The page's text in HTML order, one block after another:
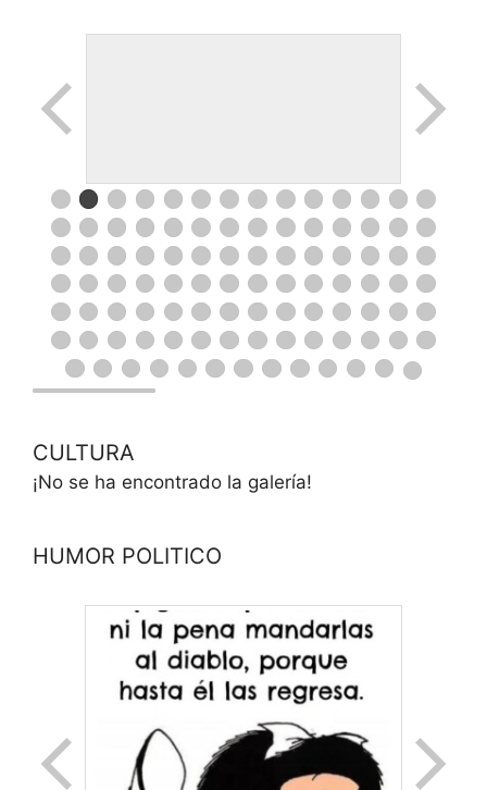
CULTURA
¡No se ha encontrado la galería!
HUMOR POLITICO